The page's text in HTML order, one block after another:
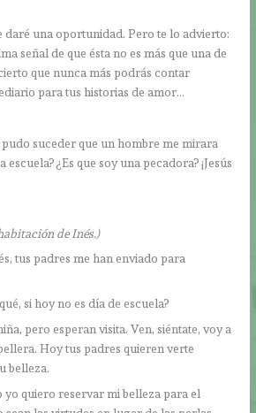
daré una oportunidad. Pero te lo advierto:
señal de que ésta no es más que una de
que nunca más podrás contar
para tus historias de amor…
pudo suceder que un hombre me mirara
¿Es que soy una pecadora? ¡Jesús
de Inés.)
tus padres me han enviado para
si hoy no es día de escuela?
pero esperan visita. Ven, siéntate, voy a
Hoy tus padres quieren verte
belleza.
yo quiero reservar mi belleza para el